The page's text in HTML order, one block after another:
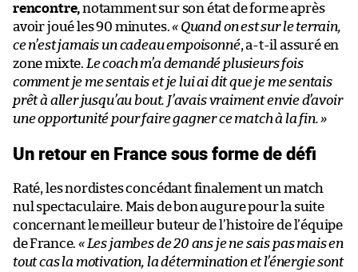
rencontre,notamment sur son état de forme après
avoir joué les 90 minutes.« Quand on est sur le terrain,
ce n’est jamais un cadeau empoisonné, a-t-il assuré en
zone mixte. Le coach m’a demandé plusieurs fois
comment je me sentais et je lui ai dit que je me sentais
prêt à aller jusqu’au bout. J’avais vraiment envie d’avoir
une opportunité pour faire gagner ce match à la fin. »
Un retour en France sous forme de défi
Raté, les nordistes concédant finalement un match
nul spectaculaire. Mais de bon augure pour la suite
concernant le meilleur buteur de l’histoire de l’équipe
de France.« Les jambes de 20 ans je ne sais pas mais en
tout cas la motivation, la détermination et l’énergie sont